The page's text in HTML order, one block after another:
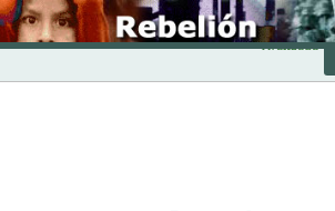
Skip
to
content
INICIO
Avanzada